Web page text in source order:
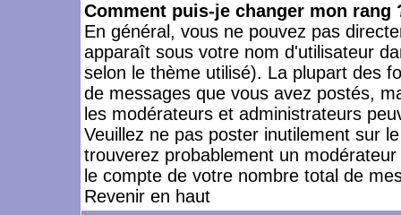
Comment puis-je changer mon rang
En général, vous ne pouvez pas
apparaît sous votre nom d'utilisateur
selon le thème utilisé). La plupart des
de messages que vous avez postés,
les modérateurs et administrateurs
Veuillez ne pas poster inutilement sur
trouverez probablement un
le compte de votre nombre total de
Revenir en haut